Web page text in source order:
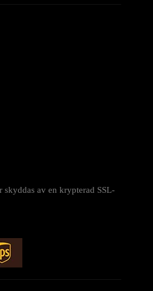
av en krypterad SSL-